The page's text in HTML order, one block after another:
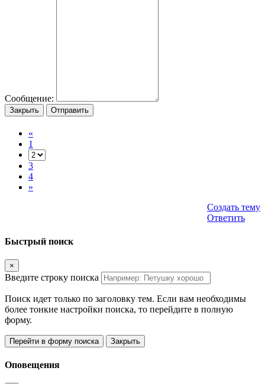
Сообщение:
Закрыть Отправить
«
1
3
4
»
Создать тему
Ответить
Быстрый поиск
×
Введите строку поиска
Поиск идет только по заголовку тем. Если вам необходимы
более тонкие настройки поиска, то перейдите в полную
форму.
Перейти в форму поиска Закрыть
Оповещения